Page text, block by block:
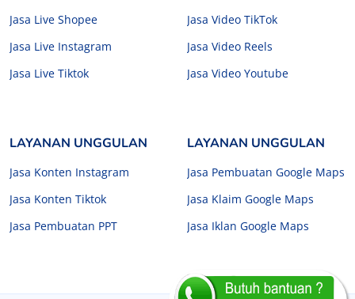
Jasa Live Shopee
Jasa Live Instagram
Jasa Live Tiktok
Jasa Video TikTok
Jasa Video Reels
Jasa Video Youtube
LAYANAN UNGGULAN
Jasa Konten Instagram
Jasa Konten Tiktok
Jasa Pembuatan PPT
LAYANAN UNGGULAN
Jasa Pembuatan Google Maps
Jasa Klaim Google Maps
Jasa Iklan Google Maps